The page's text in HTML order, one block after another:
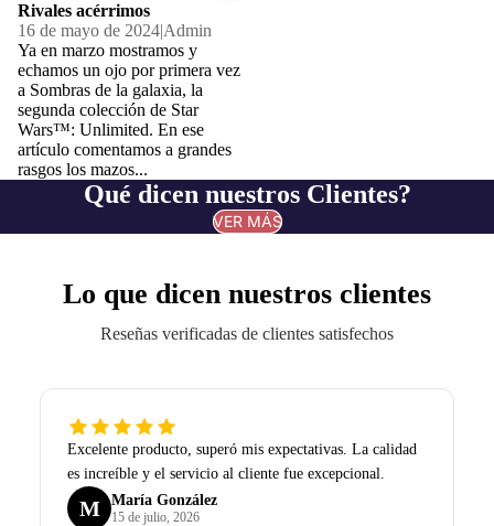
Rivales acérrimos
16 de mayo de 2024|Admin
Ya en marzo mostramos y
echamos un ojo por primera vez
a Sombras de la galaxia, la
segunda colección de Star
Wars™: Unlimited. En ese
artículo comentamos a grandes
rasgos los mazos...
Qué dicen nuestros Clientes?
VER MÁS
Lo que dicen nuestros clientes
Reseñas verificadas de clientes satisfechos
Excelente producto, superó mis expectativas. La calidad
es increíble y el servicio al cliente fue excepcional.
M María González
15 de julio, 2026